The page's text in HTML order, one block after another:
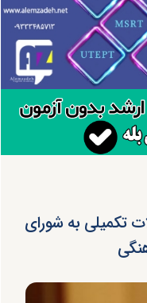
تکمیلی به شورای